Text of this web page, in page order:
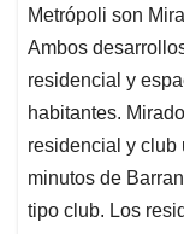
Metrópoli son
Ambos
residencial y
habitantes.
residencial y club
minutos de
tipo club. Los